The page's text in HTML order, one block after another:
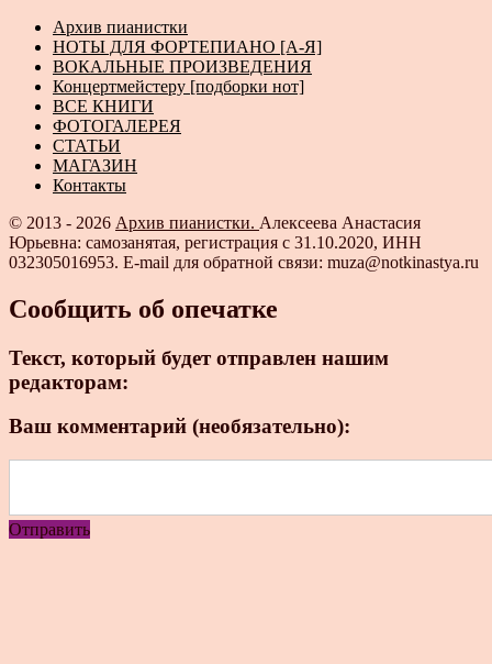
Архив пианистки
НОТЫ ДЛЯ ФОРТЕПИАНО [А-Я]
ВОКАЛЬНЫЕ ПРОИЗВЕДЕНИЯ
Концертмейстеру [подборки нот]
ВСЕ КНИГИ
ФОТОГАЛЕРЕЯ
СТАТЬИ
МАГАЗИН
Контакты
© 2013 - 2026 Архив пианистки. Алексеева Анастасия
Юрьевна: самозанятая, регистрация с 31.10.2020, ИНН
032305016953. E-mail для обратной связи: muza@notkinastya.ru
Сообщить об опечатке
Текст, который будет отправлен нашим
редакторам:
Ваш комментарий (необязательно):
Отправить